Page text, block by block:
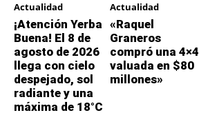
Actualidad
¡Atención Yerba
Buena! El 8 de
agosto de 2026
llega con cielo
despejado, sol
radiante y una
máxima de 18°C
Actualidad
«Raquel
Graneros
compró una 4×4
valuada en $80
millones»